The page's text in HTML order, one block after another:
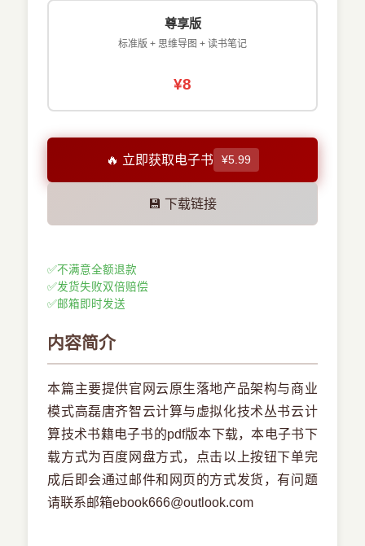
尊享版
标准版 + 思维导图 + 读书笔记
¥8
🔥 立即获取电子书 ¥5.99
💾 下载链接
✅不满意全额退款
✅发货失败双倍赔偿
✅邮箱即时发送
内容简介
本篇主要提供官网云原生落地产品架构与商业
模式高磊唐齐智云计算与虚拟化技术丛书云计
算技术书籍电子书的pdf版本下载，本电子书下
载方式为百度网盘方式，点击以上按钮下单完
成后即会通过邮件和网页的方式发货，有问题
请联系邮箱ebook666@outlook.com